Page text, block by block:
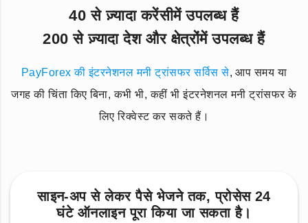
40 से ज़्यादा करेंसीमें उपलब्ध हैं
200 से ज़्यादा देश और क्षेत्रोंमें उपलब्ध हैं
PayForex की इंटरनेशनल मनी ट्रांसफर सर्विस से, आप समय या
जगह की चिंता किए बिना, कभी भी, कहीं भी इंटरनेशनल मनी ट्रांसफर के
लिए रिक्वेस्ट कर सकते हैं।
साइन-अप से लेकर पैसे भेजने तक, प्रोसेस 24
घंटे ऑनलाइन पूरा किया जा सकता है।